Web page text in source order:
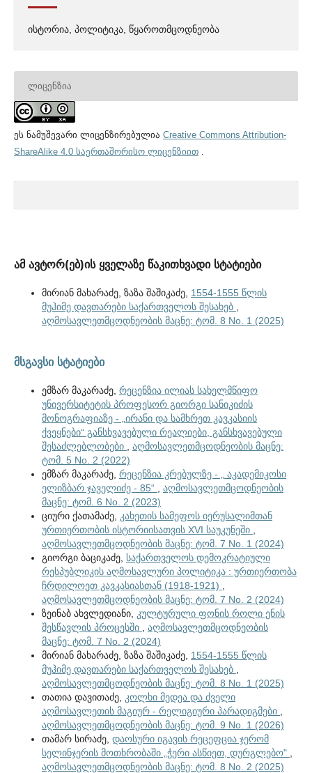
ისტორია, პოლიტიკა, წყაროთმცოდნეობა
ᲚᲘᲪᲔᲜᲖᲘᲐ
ეს ნამუშევარი ლიცენზირებულია Creative Commons Attribution-
ShareAlike 4.0 საერთაშორისო ლიცენზიით.
ამ ავტორ(ებ)ის ყველაზე წაკითხვადი სტატიები
მირიან მახარაძე, ზაზა შაშიკაძე, 1554-1555 წლის
მუჰიმე დავთარები საქართველოს შესახებ
აღმოსავლეთმცოდნეობის მაცნე: ტომ. 8 No. 1 (2025)
მსგავსი სტატიები
ემზარ მაკარაძე, რეცენზია ილიას სახელმწიფო
უნივერსიტეტის პროფესორ გიორგი სანიკიძის
მონოგრაფიაზე - „ირანი და სამხრეთ კავკასიის
ქვეყნები“ განსხვავებული რეალიები, განსხვავებული
შესაძლებლობები
აღმოსავლეთმცოდნეობის მაცნე:
ტომ. 5 No. 2 (2022)
ემზარ მაკარაძე, რეცენზია კრებულზე - „ აკადემიკოსი
ელიზბარ ჯაველიძე - 85“
აღმოსავლეთმცოდნეობის
მაცნე: ტომ. 6 No. 2 (2023)
ციური ქათამაძე,
კახეთის სამეფოს იერუსალიმთან
ურთიერთობის ისტორიისათვის XVI საუკუნეში
აღმოსავლეთმცოდნეობის მაცნე: ტომ. 7 No. 1 (2024)
გიორგი ბაციკაძე, საქართველოს დემოკრატიული
რესპუბლიკის აღმოსავლური პოლიტიკა : ურთიერთობა
ჩრდილოეთ კავკასიასთან (1918-1921)
აღმოსავლეთმცოდნეობის მაცნე: ტომ. 7 No. 2 (2024)
ზეინაბ ახვლედიანი,
კულტურული ფონის როლი ენის
შესწავლის პროცესში
აღმოსავლეთმცოდნეობის
მაცნე: ტომ. 7 No. 2 (2024)
მირიან მახარაძე, ზაზა შაშიკაძე, 1554-1555 წლის
მუჰიმე დავთარები საქართველოს შესახებ
აღმოსავლეთმცოდნეობის მაცნე: ტომ. 8 No. 1 (2025)
თათია დავითაძე,
კოლხი მედეა და ძველი
აღმოსავლეთის მაგიურ - რელიგიური პარადიგმები
აღმოსავლეთმცოდნეობის მაცნე: ტომ. 9 No. 1 (2026)
თამარ სირაძე, დაოსური იგავის რეცეფცია ჯერომ
სელინჯერის მოთხრობაში „ჭერი ასწიეთ, დურგლებო"
აღმოსავლეთმცოდნეობის მაცნე: ტომ. 8 No. 2 (2025)